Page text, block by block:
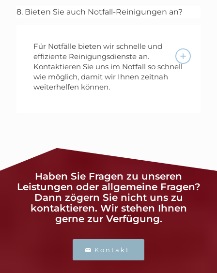
8. Bieten Sie auch Notfall-Reinigungen an?
Für Notfälle bieten wir schnelle und
effiziente Reinigungsdienste an.
Kontaktieren Sie uns im Notfall so schnell
wie möglich, damit wir Ihnen zeitnah
weiterhelfen können.
Haben Sie Fragen zu unseren
Leistungen oder allgemeine Fragen?
Dann zögern Sie nicht uns zu
kontaktieren. Wir stehen Ihnen
gerne zur Verfügung.
Kontakt